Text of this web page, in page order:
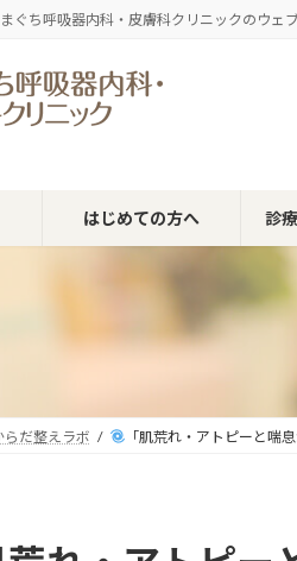
ぐち呼吸器内科・皮膚科クリニックのウェブ
はじめての方へ 診
らだ整えラボ 「肌荒れ・アトピーと喘